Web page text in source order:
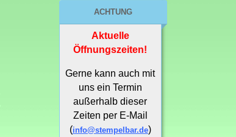
ACHTUNG
Aktuelle
Öffnungszeiten!
Gerne kann auch mit
uns ein Termin
außerhalb dieser
Zeiten per E-Mail
(info@stempelbar.de)